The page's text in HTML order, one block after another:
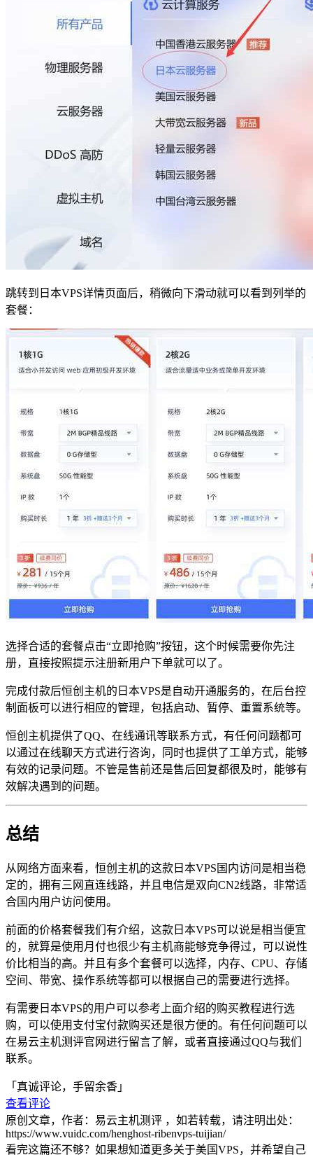
跳转到日本VPS详情页面后，稍微向下滑动就可以看到列举的
套餐：
选择合适的套餐点击“立即抢购”按钮，这个时候需要你先注
册，直接按照提示注册新用户下单就可以了。
完成付款后恒创主机的日本VPS是自动开通服务的，在后台控
制面板可以进行相应的管理，包括启动、暂停、重置系统等。
恒创主机提供了QQ、在线通讯等联系方式，有任何问题都可
以通过在线聊天方式进行咨询，同时也提供了工单方式，能够
有效的记录问题。不管是售前还是售后回复都很及时，能够有
效解决遇到的问题。
总结
从网络方面来看，恒创主机的这款日本VPS国内访问是相当稳
定的，拥有三网直连线路，并且电信是双向CN2线路，非常适
合国内用户访问使用。
前面的价格套餐我们有介绍，这款日本VPS可以说是相当便宜
的，就算是使用月付也很少有主机商能够竞争得过，可以说性
价比相当的高。并且有多个套餐可以选择，内存、CPU、存储
空间、带宽、操作系统等都可以根据自己的需要进行选择。
有需要日本VPS的用户可以参考上面介绍的购买教程进行选
购，可以使用支付宝付款购买还是很方便的。有任何问题可以
在易云主机测评官网进行留言了解，或者直接通过QQ与我们
联系。
「真诚评论，手留余香」
查看评论
原创文章，作者：易云主机测评 ，如若转载，请注明出处：
https://www.vuidc.com/henghost-ribenvps-tuijian/
看完这篇还不够？如果想知道更多关于美国VPS，并希望自己